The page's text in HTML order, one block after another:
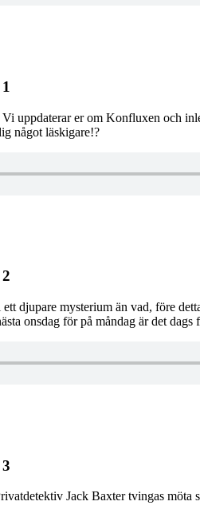
uppdaterar er om Konfluxen och
något läskigare!?
djupare mysterium än vad, före
onsdag för på måndag är det
Jack Baxter tvingas